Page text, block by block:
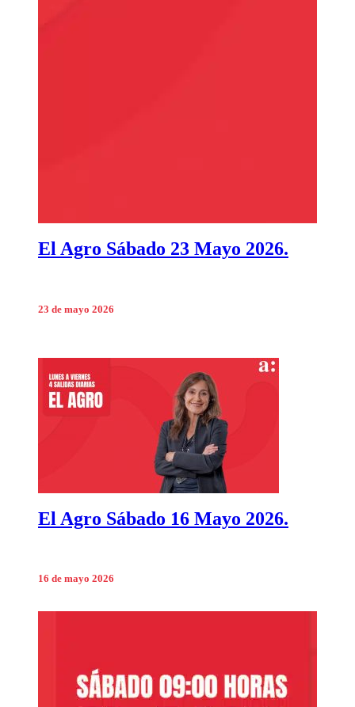
El Agro Sábado 23 Mayo 2026.
23 de mayo 2026
El Agro Sábado 16 Mayo 2026.
16 de mayo 2026